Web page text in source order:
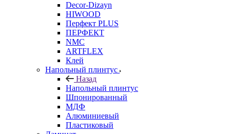
Decor-Dizayn
HIWOOD
Перфект PLUS
ПЕРФЕКТ
NMC
ARTFLEX
Клей
Напольный плинтус
Назад
Напольный плинтус
Шпонированный
МДФ
Алюминиевый
Пластиковый